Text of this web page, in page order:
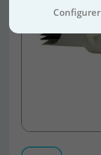
Configurer